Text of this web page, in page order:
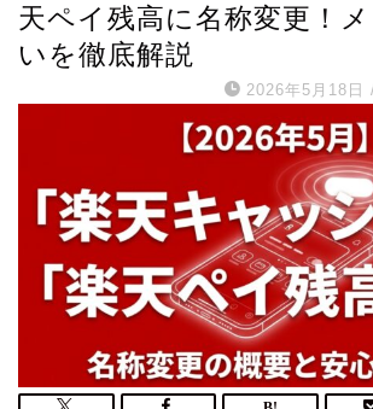
天ペイ残高に名称変更！
いを徹底解説
2026年5月18日